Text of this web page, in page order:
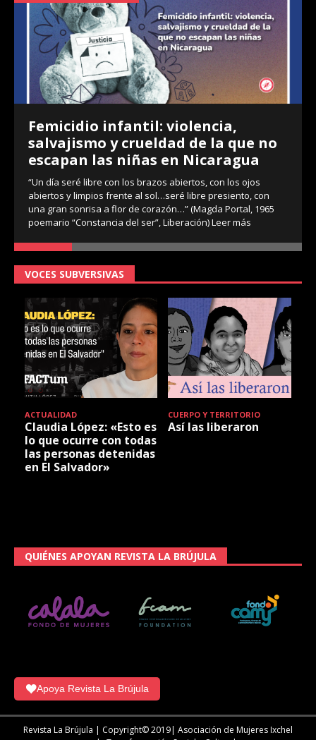
Femicidio infantil: violencia,
salvajismo y crueldad de la que no
escapan las niñas en Nicaragua
“Un día seré libre con los brazos abiertos, con los ojos
abiertos y limpios frente al sol…seré libre presiento, con
una gran sonrisa a flor de corazón…” (Magda Portal, 1965
poemario “Constancia del ser”, Liberación)Leer más
VOCES SUBVERSIVAS
ACTUALIDAD
Claudia López: «Esto es
lo que ocurre con todas
las personas detenidas
en El Salvador»
CUERPO Y TERRITORIO
Así las liberaron
QUIÉNES APOYAN REVISTA LA BRÚJULA
Apoya Revista La Brújula
Revista La Brújula | Copyright© 2019| Asociación de Mujeres Ixchel